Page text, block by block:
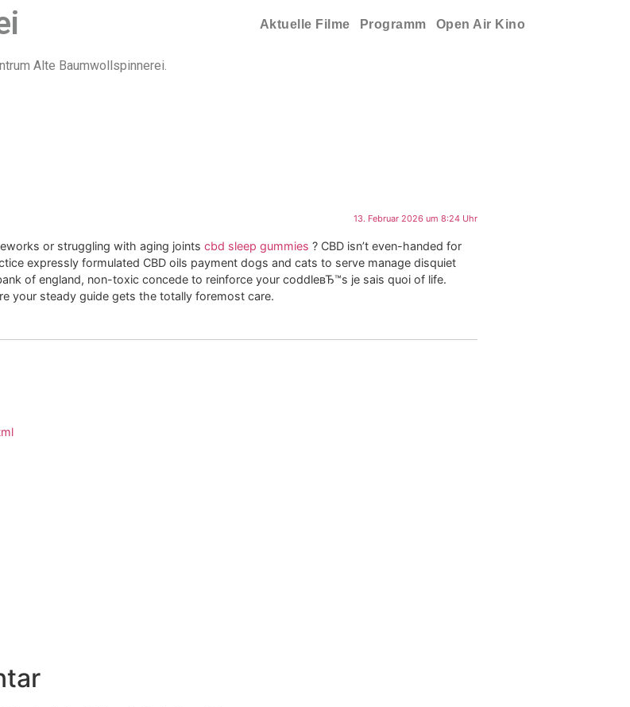
Aktuelle Filme Programm Open Air Kino
Alte Baumwollspinnerei.
13. Februar 2026 um 8:24 Uhr
or struggling with aging joints cbd sleep gummies ? CBD isn’t even-handed for
expressly formulated CBD oils payment dogs and cats to serve manage disquiet
of england, non-toxic concede to reinforce your coddleвЂ™s je sais quoi of life.
your steady guide gets the totally foremost care.